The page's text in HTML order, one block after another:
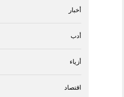
أخبار
أدب
أزياء
اقتصاد